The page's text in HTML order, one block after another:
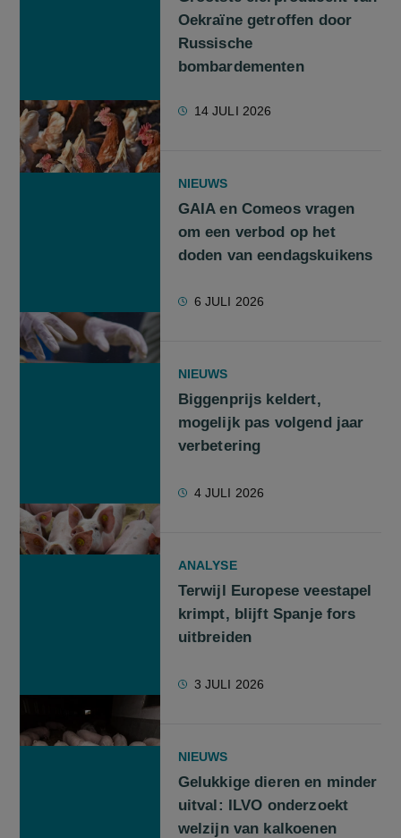
Oekraïne getroffen door
Russische
bombardementen
14 JULI 2026
NIEUWS
GAIA en Comeos vragen
om een verbod op het
doden van eendagskuikens
6 JULI 2026
NIEUWS
Biggenprijs keldert,
mogelijk pas volgend jaar
verbetering
4 JULI 2026
ANALYSE
Terwijl Europese veestapel
krimpt, blijft Spanje fors
uitbreiden
3 JULI 2026
NIEUWS
Gelukkige dieren en minder
uitval: ILVO onderzoekt
welzijn van kalkoenen